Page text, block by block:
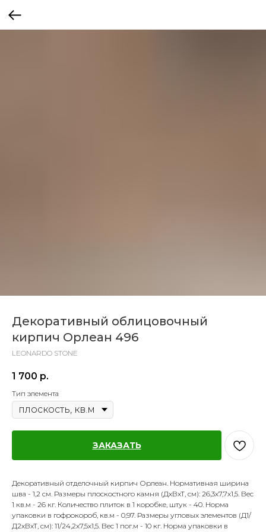
Декоративный облицовочный
кирпич Орлеан 496
LEONARDO STONE
1 700 р.
Тип элемента
ЗАКАЗАТЬ
Декоративный отделочный кирпич Орлеан. Нормативная ширина
шва - 1,2 см. Размеры плоскостного камня (ДхВхТ, см): 26,3х7,7х1,5. Вес
1 кв.м - 26 кг. Количество плиток в 1 коробке, штук - 40. Норма
упаковки в гофрокороб, кв.м - 0,97. Размеры угловых элементов (Д1/
Д2хВхТ, см): 11/24,2х7,5х1,5. Вес 1 пог.м - 10 кг. Норма упаковки в